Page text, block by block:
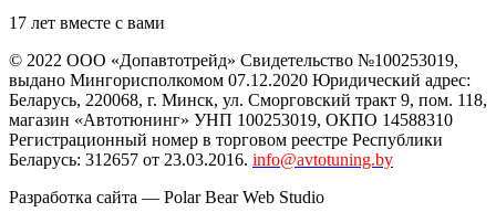
17 лет вместе с вами
© 2022 ООО «Допавтотрейд» Свидетельство №100253019,
выдано Мингорисполкомом 07.12.2020 Юридический адрес:
Беларусь, 220068, г. Минск, ул. Сморговский тракт 9, пом. 118,
магазин «Автотюнинг» УНП 100253019, ОКПО 14588310
Регистрационный номер в торговом реестре Республики
Беларусь: 312657 от 23.03.2016. info@avtotuning.by
Разработка сайта — Polar Bear Web Studio